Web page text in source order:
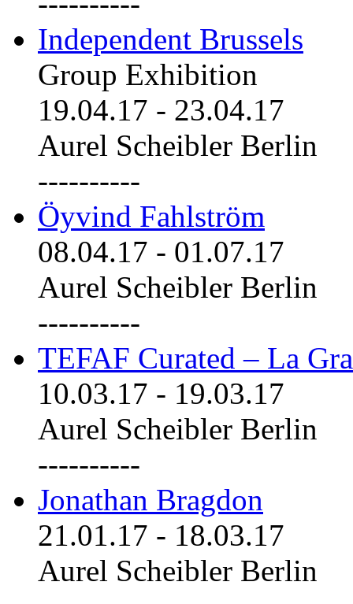
Independent Brussels
Group Exhibition
19.04.17 - 23.04.17
Aurel Scheibler Berlin
----------
Öyvind Fahlström
08.04.17 - 01.07.17
Aurel Scheibler Berlin
----------
TEFAF Curated – La
10.03.17 - 19.03.17
Aurel Scheibler Berlin
----------
Jonathan Bragdon
21.01.17 - 18.03.17
Aurel Scheibler Berlin